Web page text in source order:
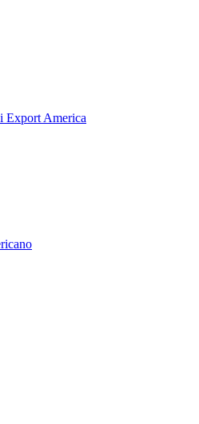
Export America